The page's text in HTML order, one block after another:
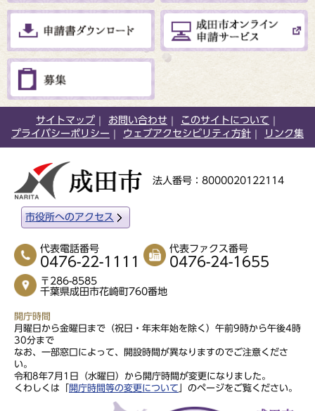
サイトマップ お問い合わせ
このサイトについて
プライバシーポリシー
ウェブアクセシビリティ方針 リンク集
法人番号：8000020122114
市役所へのアクセス
代表電話番号
0476-22-1111
代表ファクス番号
0476-24-1655
〒286-8585
千葉県成田市花崎町760番地
開庁時間
月曜日から金曜日まで（祝日・年末年始を除く）午前9時から午後4時
30分まで
なお、一部窓口によって、開設時間が異なりますのでご注意くださ
い。
令和8年7月1日（水曜日）から開庁時間が変更になりました。
くわしくは「
開庁時間等の変更について 」のページをご覧ください。